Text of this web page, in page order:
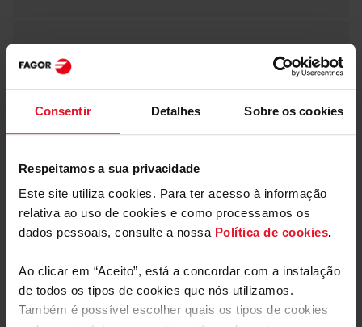
Consentir Detalhes Sobre os cookies
Respeitamos a sua privacidade
Este site utiliza cookies. Para ter acesso à informação
relativa ao uso de cookies e como processamos os
dados pessoais, consulte a nossa Política de cookies.
Ao clicar em “Aceito”, está a concordar com a instalação
de todos os tipos de cookies que nós utilizamos.
Também é possível escolher quais os tipos de cookies
Classe de energia A
Preocupamo-nos com o ambiente e em fazer a melhor
utilização dos recursos, razão pela qual os nossos
fornos incorporam soluções de poupança de energia
Sensor de carga
Parâmetros Técnicos
Equipamento